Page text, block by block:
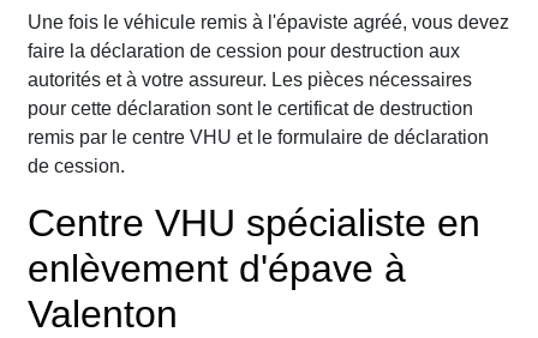
Une fois le véhicule remis à l'épaviste agréé, vous devez
faire la déclaration de cession pour destruction aux
autorités et à votre assureur. Les pièces nécessaires
pour cette déclaration sont le certificat de destruction
remis par le centre VHU et le formulaire de déclaration
de cession.
Centre VHU spécialiste en
enlèvement d'épave à
Valenton